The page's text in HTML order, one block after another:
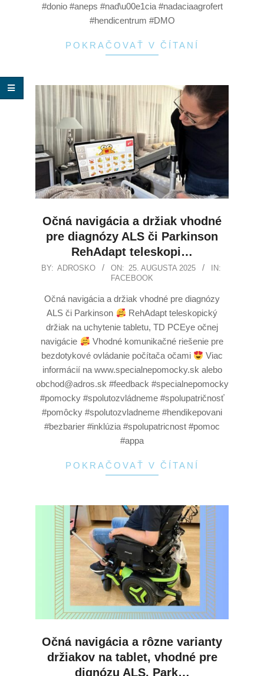
#donio #aneps #nad\u00e1cia #nadaciaagrofert
#hendicentrum #DMO
POKRAČOVAŤ V ČÍTANÍ
Očná navigácia a držiak vhodné
pre diagnózy ALS či Parkinson
RehAdapt teleskopi…
BY: ADROSKO ON: 25. AUGUSTA 2025
IN:
FACEBOOK
Očná navigácia a držiak vhodné pre diagnózy
ALS či Parkinson
RehAdapt teleskopický
držiak na uchytenie tabletu, TD PCEye očnej
navigácie
Vhodné komunikačné riešenie pre
bezdotykové ovládanie počítača očami
Viac
informácií na www.specialnepomocky.sk alebo
obchod@adros.sk #feedback #specialnepomocky
#pomocky #spolutozvládneme #spolupatričnosť
#pomôcky #spolutozvladneme #hendikepovani
#bezbarier #inklúzia #spolupatricnost #pomoc
#appa
POKRAČOVAŤ V ČÍTANÍ
Očná navigácia a rôzne varianty
držiakov na tablet, vhodné pre
dignózu ALS, Park…